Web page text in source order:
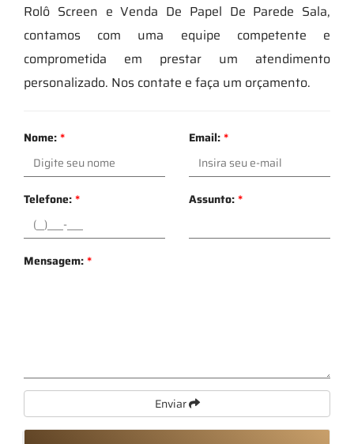
Rolô Screen e Venda De Papel De Parede Sala,
contamos com uma equipe competente e
comprometida em prestar um atendimento
personalizado. Nos contate e faça um orçamento.
Nome:* Email:*
Telefone:* Assunto:*
Mensagem:*
Enviar